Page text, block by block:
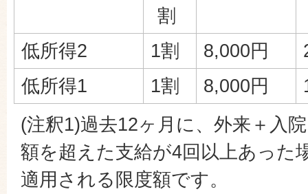
割
低所得2 1割 8,000円
低所得1
1割 8,000円
(注釈1)過去12ヶ月に、外来＋入
額を超えた支給が4回以上あった
適用される限度額です。